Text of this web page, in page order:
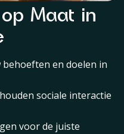
Maat in
behoeften en doelen in
sociale interactie
voor de juiste